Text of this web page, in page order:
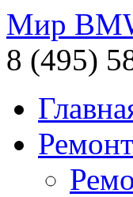
Мир
8 (495)